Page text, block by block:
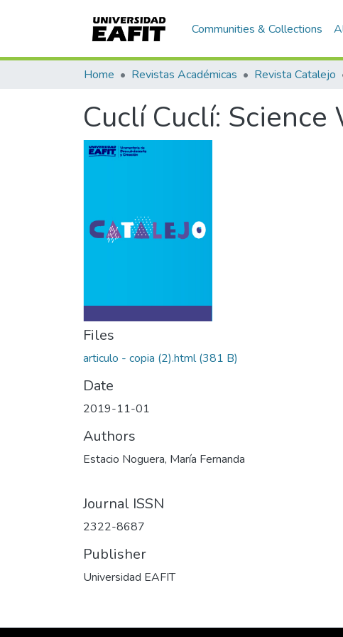
Communities & Collections
Home Revistas Académicas Revista Catalejo
Cuclí Cuclí:
Files
articulo - copia (2).html(381 B)
Date
2019-11-01
Authors
Estacio Noguera, María Fernanda
Journal ISSN
2322-8687
Publisher
Universidad EAFIT